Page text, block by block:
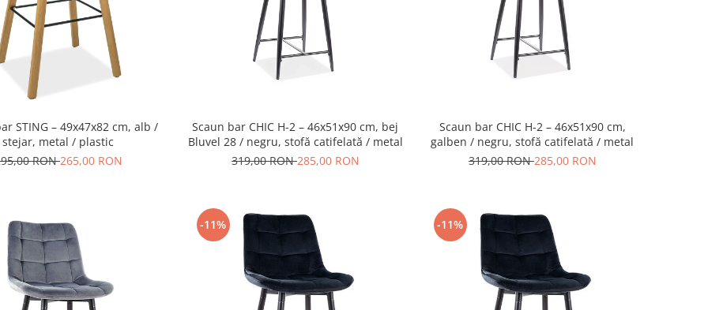
STING – 49x47x82 cm, alb /
stejar, metal / plastic
RON265,00 RON
Scaun bar CHIC H-2 – 46x51x90 cm, bej
Bluvel 28 / negru, stofă catifelată / metal
319,00 RON285,00 RON
Scaun bar CHIC H-2 – 46x51x90 cm,
galben / negru, stofă catifelată / metal
319,00 RON285,00 RON
-11% -11%